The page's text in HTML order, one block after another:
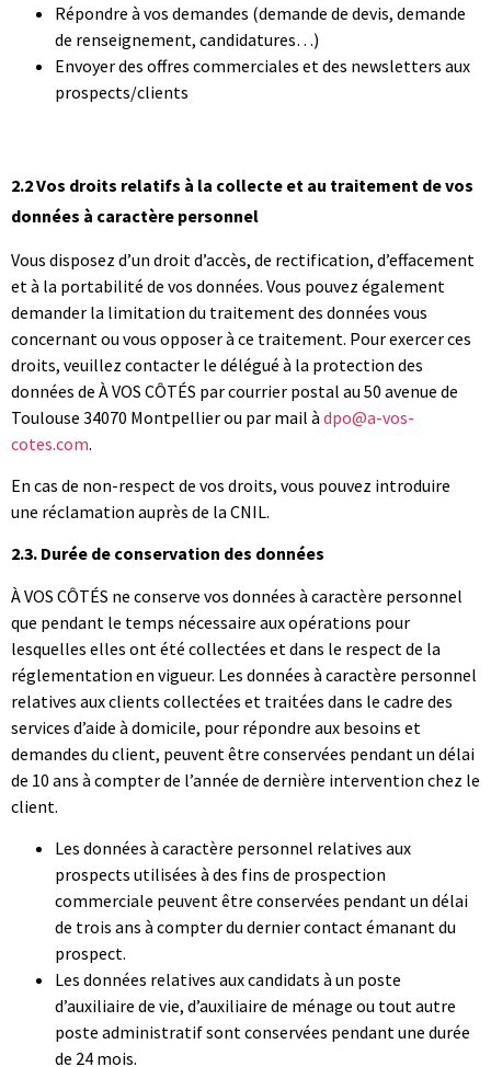
Répondre à vos demandes (demande de devis, demande
de renseignement, candidatures…)
Envoyer des offres commerciales et des newsletters aux
prospects/clients
2.2 Vos droits relatifs à la collecte et au traitement de vos
données à caractère personnel
Vous disposez d’un droit d’accès, de rectification, d’effacement
et à la portabilité de vos données. Vous pouvez également
demander la limitation du traitement des données vous
concernant ou vous opposer à ce traitement. Pour exercer ces
droits, veuillez contacter le délégué à la protection des
données de À VOS CÔTÉS par courrier postal au 50 avenue de
Toulouse 34070 Montpellier ou par mail à dpo@a-vos-
cotes.com.
En cas de non-respect de vos droits, vous pouvez introduire
une réclamation auprès de la CNIL.
2.3. Durée de conservation des données
À VOS CÔTÉS ne conserve vos données à caractère personnel
que pendant le temps nécessaire aux opérations pour
lesquelles elles ont été collectées et dans le respect de la
réglementation en vigueur. Les données à caractère personnel
relatives aux clients collectées et traitées dans le cadre des
services d’aide à domicile, pour répondre aux besoins et
demandes du client, peuvent être conservées pendant un délai
de 10 ans à compter de l’année de dernière intervention chez le
client.
Les données à caractère personnel relatives aux
prospects utilisées à des fins de prospection
commerciale peuvent être conservées pendant un délai
de trois ans à compter du dernier contact émanant du
prospect.
Les données relatives aux candidats à un poste
d’auxiliaire de vie, d’auxiliaire de ménage ou tout autre
poste administratif sont conservées pendant une durée
de 24 mois.